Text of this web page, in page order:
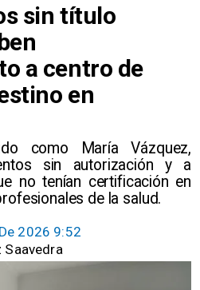
sin título
a centro de
en
como María Vázquez,
sin autorización y a
no tenían certificación en
de la salud.
2026 9:52
Saavedra